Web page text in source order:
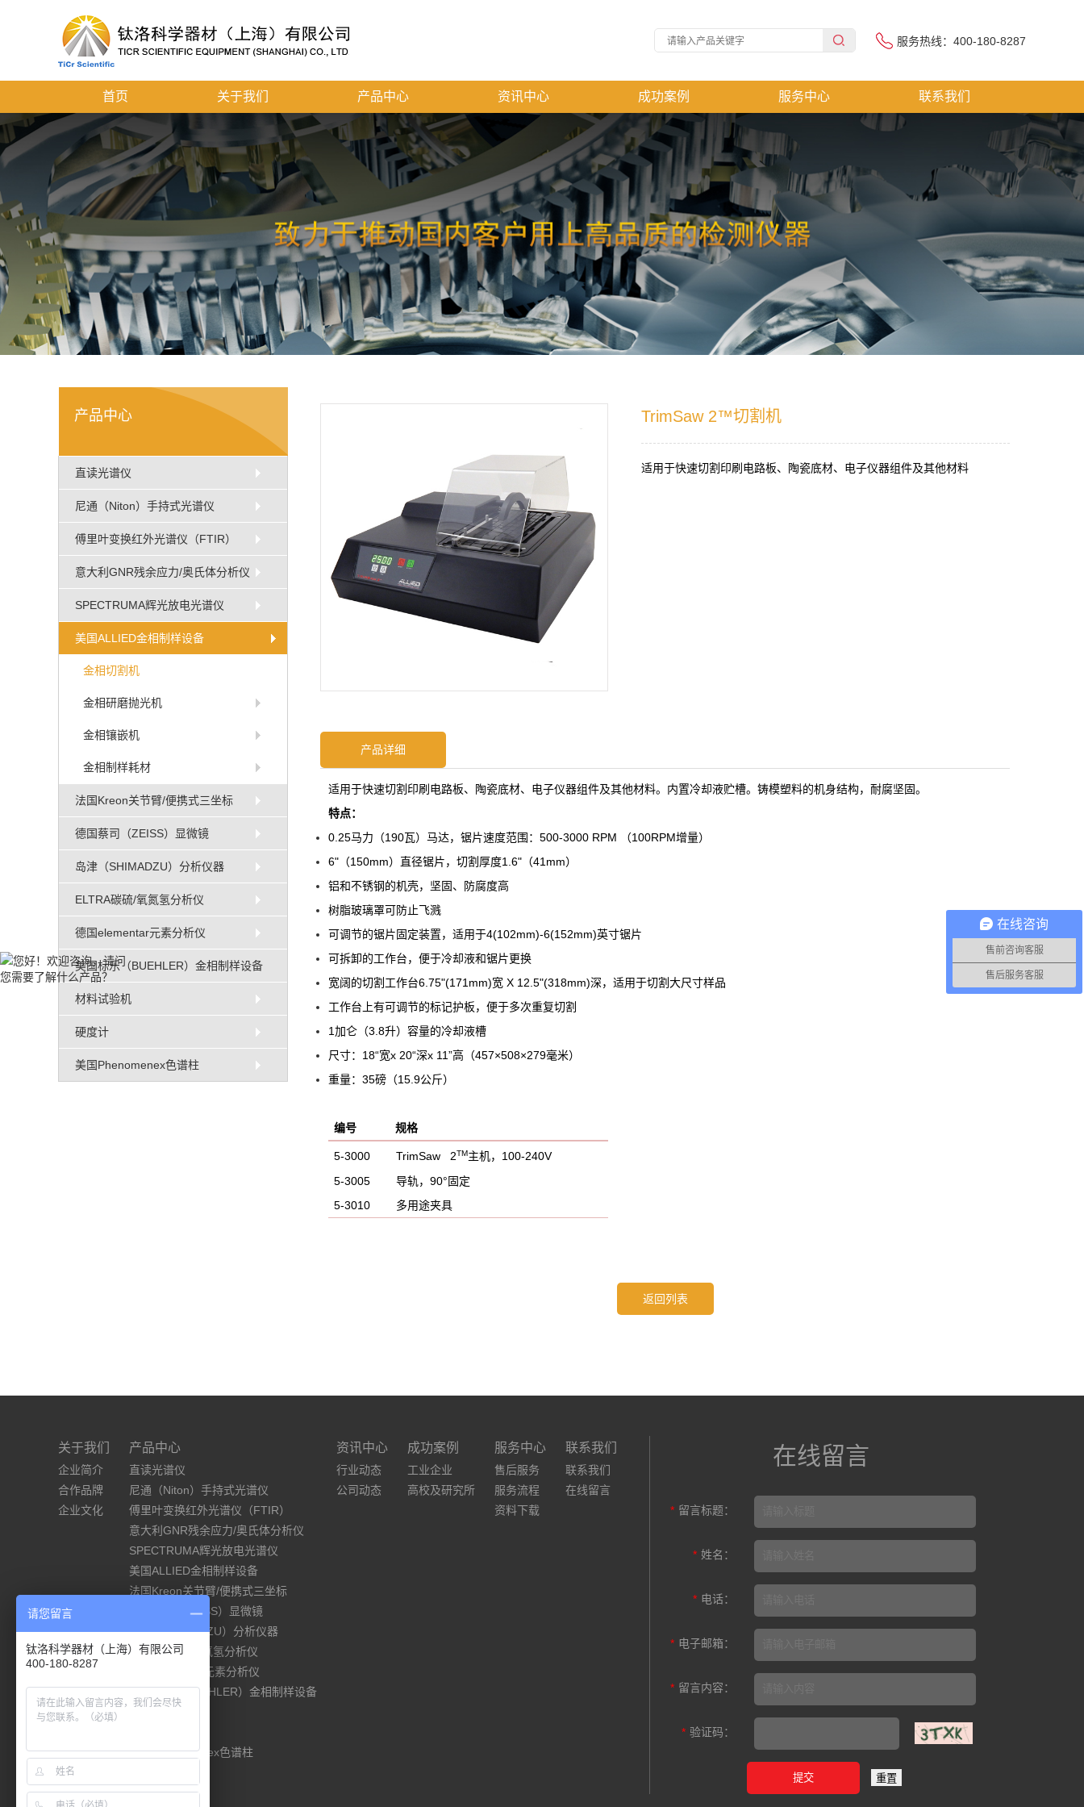
服务热线：400-180-8287
首页 关于我们 产品中心 资讯中心 成功案例 服务中心 联系我们
产品中心
直读光谱仪
尼通（Niton）手持式光谱仪
傅里叶变换红外光谱仪（FTIR）
意大利GNR残余应力/奥氏体分析仪
SPECTRUMA辉光放电光谱仪
美国ALLIED金相制样设备
金相切割机
金相研磨抛光机
金相镶嵌机
金相制样耗材
法国Kreon关节臂/便携式三坐标
德国蔡司（ZEISS）显微镜
岛津（SHIMADZU）分析仪器
ELTRA碳硫/氧氮氢分析仪
德国elementar元素分析仪
美国标乐（BUEHLER）金相制样设备
材料试验机
硬度计
美国Phenomenex色谱柱
TrimSaw 2™切割机
适用于快速切割印刷电路板、陶瓷底材、电子仪器组件及其他材料
产品详细
适用于快速切割印刷电路板、陶瓷底材、电子仪器组件及其他材料。内置冷却液贮槽。铸模塑料的机身结构，耐腐坚固。
特点：
0.25马力（190瓦）马达，锯片速度范围：500-3000 RPM （100RPM增量）
6"（150mm）直径锯片，切割厚度1.6"（41mm）
铝和不锈钢的机壳，坚固、防腐度高
树脂玻璃罩可防止飞溅
可调节的锯片固定装置，适用于4(102mm)-6(152mm)英寸锯片
可拆卸的工作台，便于冷却液和锯片更换
宽阔的切割工作台6.75"(171mm)宽 X 12.5"(318mm)深，适用于切割大尺寸样品
工作台上有可调节的标记护板，便于多次重复切割
1加仑（3.8升）容量的冷却液槽
尺寸：18“宽x 20“深x 11”高（457×508×279毫米）
重量：35磅（15.9公斤）
编号 规格
5-3000 TrimSaw 2TM主机，100-240V
5-3005 导轨，90°固定
5-3010 多用途夹具
返回列表
关于我们
企业简介
合作品牌
企业文化
产品中心
直读光谱仪
尼通（Niton）手持式光谱仪
傅里叶变换红外光谱仪（FTIR）
意大利GNR残余应力/奥氏体分析仪
SPECTRUMA辉光放电光谱仪
美国ALLIED金相制样设备
法国Kreon关节臂/便携式三坐标
德国蔡司（ZEISS）显微镜
岛津（SHIMADZU）分析仪器
ELTRA碳硫/氧氮氢分析仪
德国elementar元素分析仪
美国标乐（BUEHLER）金相制样设备
材料试验机
美国Phenomenex色谱柱
资讯中心
行业动态
公司动态
成功案例
工业企业
高校及研究所
服务中心
售后服务
服务流程
资料下载
联系我们
联系我们
在线留言
在线留言
* 留言标题：
* 姓名：
* 电话：
* 电子邮箱：
* 留言内容：
* 验证码：
在线咨询
售前咨询客服
售后服务客服
请您留言
钛洛科学器材（上海）有限公司
400-180-8287